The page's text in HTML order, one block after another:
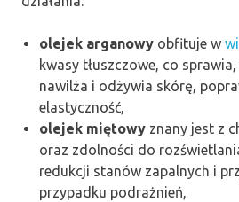
olejek arganowy obfituje w
kwasy tłuszczowe, co
nawilża i odżywia skórę,
elastyczność,
olejek miętowy znany jest z
oraz zdolności do
redukcji stanów zapalnych i
przypadku podrażnień,